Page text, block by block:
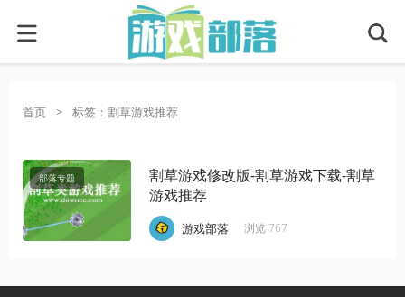
首页 > 标签：割草游戏推荐
部落专题
割草游戏修改版-割草游戏下载-割草
游戏推荐
游戏部落 浏览 767